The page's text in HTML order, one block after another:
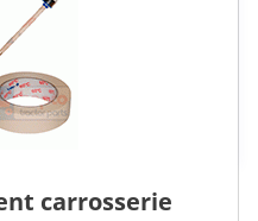
carrosserie